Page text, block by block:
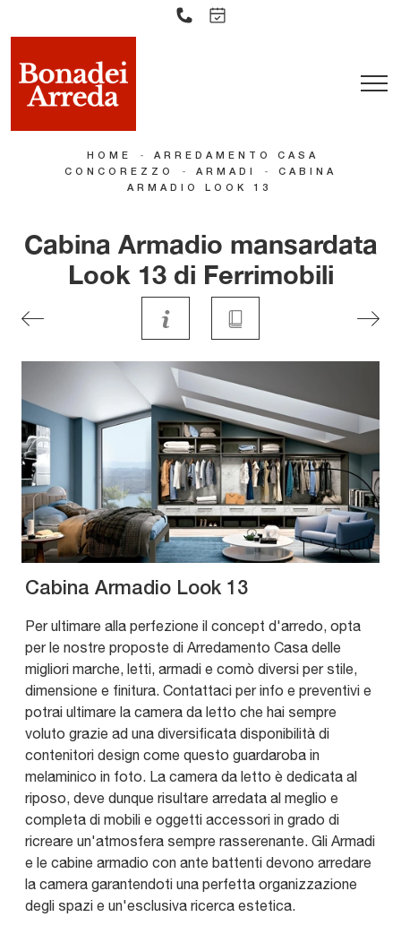
HOME -
ARREDAMENTO CASA
CONCOREZZO
- ARMADI -
CABINA
ARMADIO LOOK 13
Cabina Armadio mansardata
Look 13 di Ferrimobili
Cabina Armadio Look 13
Per ultimare alla perfezione il concept d'arredo, opta
per le nostre proposte di Arredamento Casa delle
migliori marche, letti, armadi e comò diversi per stile,
dimensione e finitura. Contattaci per info e preventivi e
potrai ultimare la camera da letto che hai sempre
voluto grazie ad una diversificata disponibilità di
contenitori design come questo guardaroba in
melaminico in foto. La camera da letto è dedicata al
riposo, deve dunque risultare arredata al meglio e
completa di mobili e oggetti accessori in grado di
ricreare un'atmosfera sempre rasserenante. Gli Armadi
e le cabine armadio con ante battenti devono arredare
la camera garantendoti una perfetta organizzazione
degli spazi e un'esclusiva ricerca estetica.